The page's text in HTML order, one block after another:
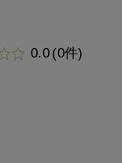
0.0 (0件)